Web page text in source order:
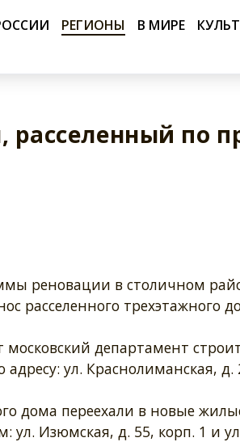
РЕГИОНЫ В МИРЕ
по
реновации в столичном
расселенного трехэтажного
департамент
ул. Краснолиманская, д.
дома переехали в новые
ул. Изюмская, д. 55, корп. 1 и